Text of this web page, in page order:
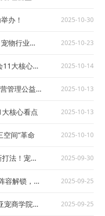
办！ 2025-10-30
物行业要
2025-10-23
大核心看
2025-10-14
管理公益
2025-10-13
核心看点 2025-10-13
空间”革命 2025-10-10
法！宠美
2025-09-30
容解锁，锁
2025-09-25
商学院」
2025-09-25